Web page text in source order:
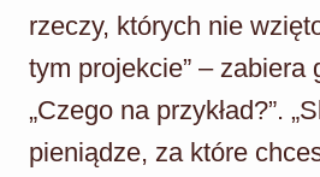
rzeczy, których nie
tym projekcie” – zabiera
„Czego na przykład?”.
pieniądze, za które